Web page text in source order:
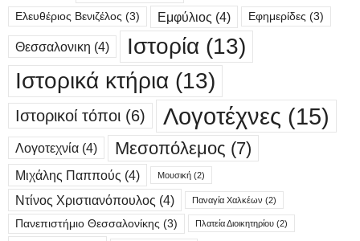
Ελευθέριος Βενιζέλος (3) Εμφύλιος (4) Εφημερίδες (3)
Θεσσαλονικη (4) Ιστορία (13)
Ιστορικά κτήρια (13)
Ιστορικοί τόποι (6) Λογοτέχνες (15)
Λογοτεχνία (4) Μεσοπόλεμος (7)
Μιχάλης Παππούς (4) Μουσική (2)
Ντίνος Χριστιανόπουλος (4) Παναγία Χαλκέων (2)
Πανεπιστήμιο Θεσσαλονίκης (3) Πλατεία Διοικητηρίου (2)